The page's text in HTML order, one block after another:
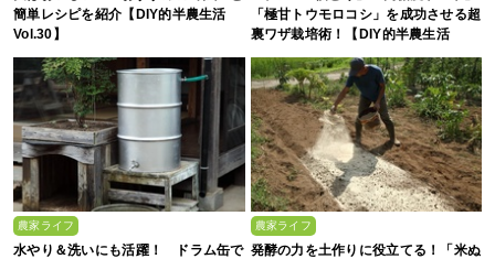
簡単レシピを紹介【DIY的半農生活
Vol.30】
「極甘トウモロコシ」を成功させる超
裏ワザ栽培術！【DIY的半農生活
Vol.49】
農家ライフ
水やり＆洗いにも活躍！ ドラム缶で
農家ライフ
発酵の力を土作りに役立てる！「米ぬ